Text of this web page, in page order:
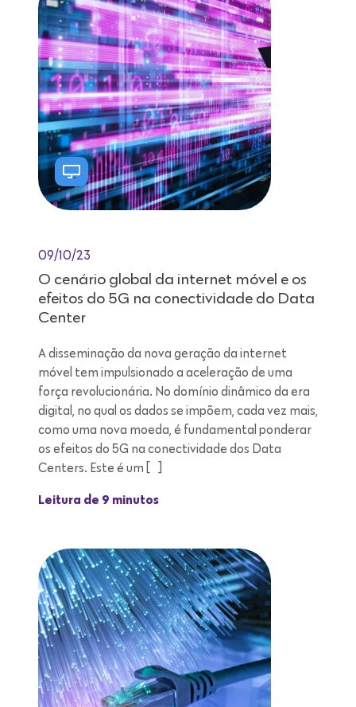
09/10/23
O cenário global da internet móvel e os
efeitos do 5G na conectividade do Data
Center
A disseminação da nova geração da internet
móvel tem impulsionado a aceleração de uma
força revolucionária. No domínio dinâmico da era
digital, no qual os dados se impõem, cada vez mais,
como uma nova moeda, é fundamental ponderar
os efeitos do 5G na conectividade dos Data
Centers. Este é um […]
Leitura de 9 minutos